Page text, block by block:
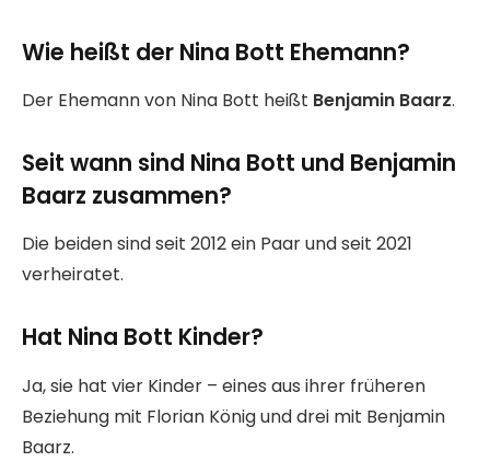
Wie heißt der Nina Bott Ehemann?
Der Ehemann von Nina Bott heißt Benjamin Baarz.
Seit wann sind Nina Bott und Benjamin
Baarz zusammen?
Die beiden sind seit 2012 ein Paar und seit 2021
verheiratet.
Hat Nina Bott Kinder?
Ja, sie hat vier Kinder – eines aus ihrer früheren
Beziehung mit Florian König und drei mit Benjamin
Baarz.